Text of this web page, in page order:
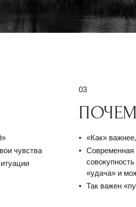
чувства
03
«Как»
Современная
«удача» и
Так важен